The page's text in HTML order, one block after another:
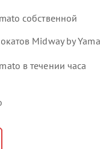
собственной
Midway by
в течении часа